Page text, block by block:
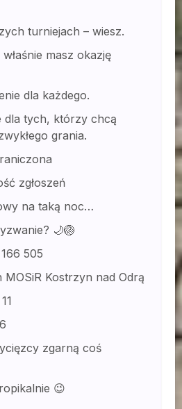
turniejach – wiesz.
masz okazję
dla każdego.
dla tych, którzy chcą
grania.
zgłoszeń
na taką noc…
🌙🏐
505
MOSiR Kostrzyn nad Odrą
zgarną coś
😉